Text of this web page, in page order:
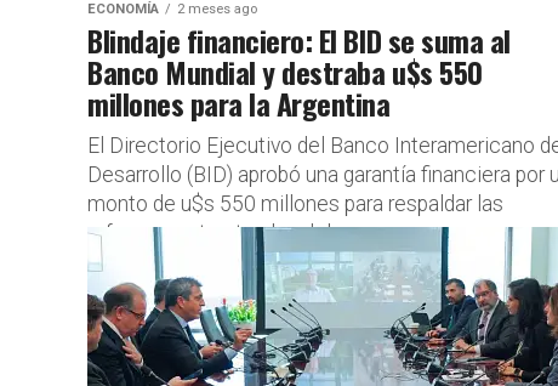
ECONOMÍA 2 meses ago
Blindaje financiero: El BID se suma al
Banco Mundial y destraba u$s 550
millones para la Argentina
El Directorio Ejecutivo del Banco Interamericano
Desarrollo (BID) aprobó una garantía financiera por
monto de u$s 550 millones para respaldar las
reformas estructurales del...